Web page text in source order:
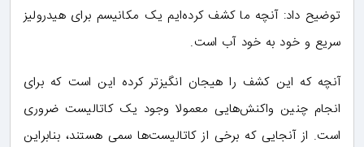
توضیح داد: آنچه ما کشف کرده‌ایم یک مکانیسم برای هیدرولیز
سریع و خود به خود آب است.
آنچه که این کشف را هیجان انگیزتر کرده این است که برای
انجام چنین واکنش‌هایی معمولا وجود یک کاتالیست ضروری
است. از آنجایی که برخی از کاتالیست‌ها سمی هستند، بنابراین